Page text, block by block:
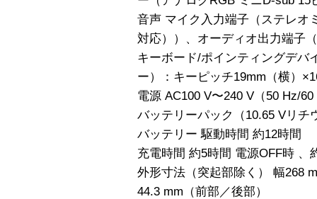
音声 マイク入力端子（ステレオ
対応））、オーディオ出力端子
キーボード/ポインティングデバ
ー）：キーピッチ19mm（横）
電源 AC100 V〜240 V（50 Hz/
バッテリーパック（10.65 Vリチ
バッテリー 駆動時間 約12時間
充電時間 約5時間 電源OFF時 、
外形寸法（突起部除く） 幅268
44.3 mm（前部／後部）